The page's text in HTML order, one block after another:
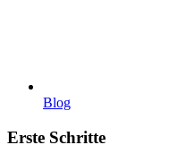
Blog
Erste Schritte